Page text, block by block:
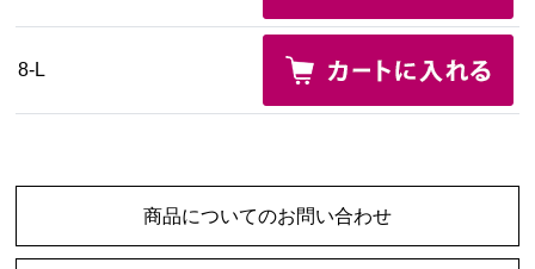
8-L
商品についてのお問い合わせ